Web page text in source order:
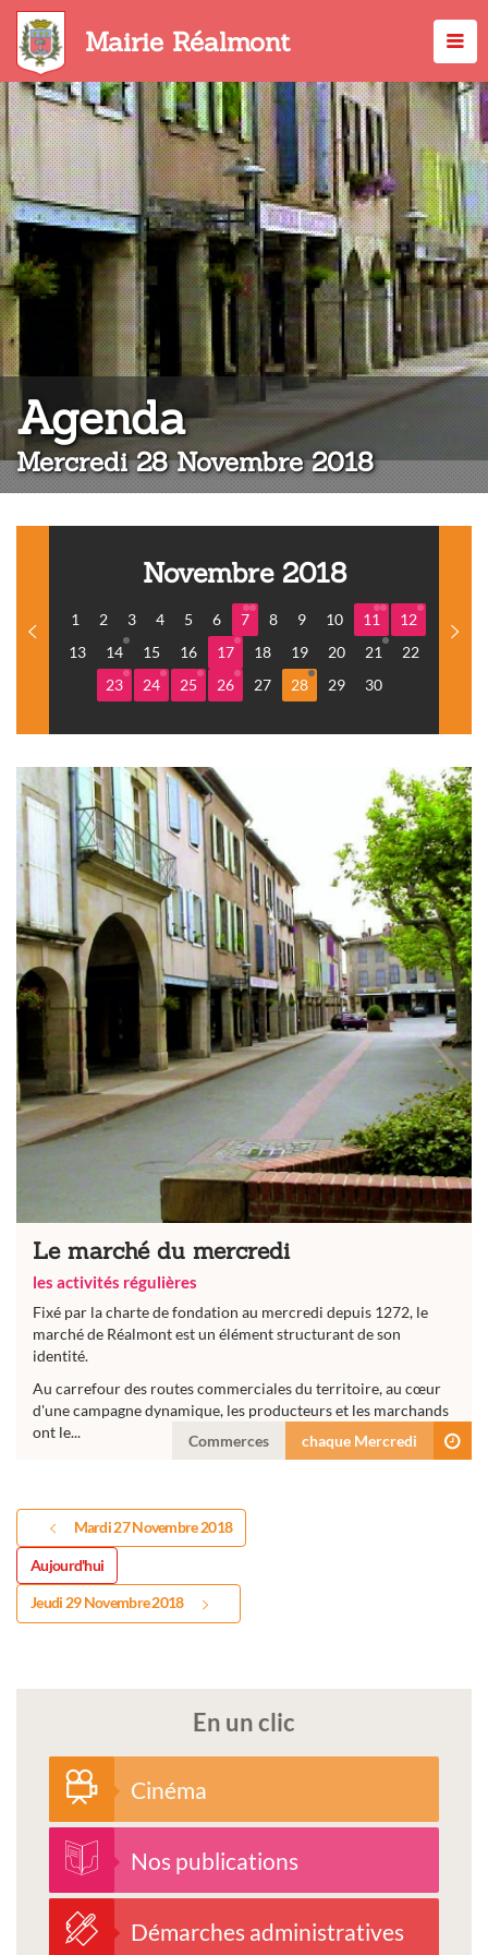
Aller
contenu
principal
Mairie Réalmont
Agenda:
Mercredi 28 Novembre 2018
Novembre 2018
1 2 3 4 5 6 7 8 9 10 11
12
13
14 15 16 17 18 19 20 21
22
23
24 25 26 27 28 29 30
Le marché du mercredi
les activités régulières
Fixé par la charte de fondation au mercredi depuis 1272, le
marché de Réalmont est un élément structurant de son
identité.
Au carrefour des routes commerciales du territoire, au cœur
d'une campagne dynamique, les producteurs et les marchands
ont le...
Commerces chaque Mercredi
Mardi 27 Novembre 2018
Aujourd'hui
Jeudi 29 Novembre 2018
En un clic
Cinéma
Nos publications
Démarches administratives